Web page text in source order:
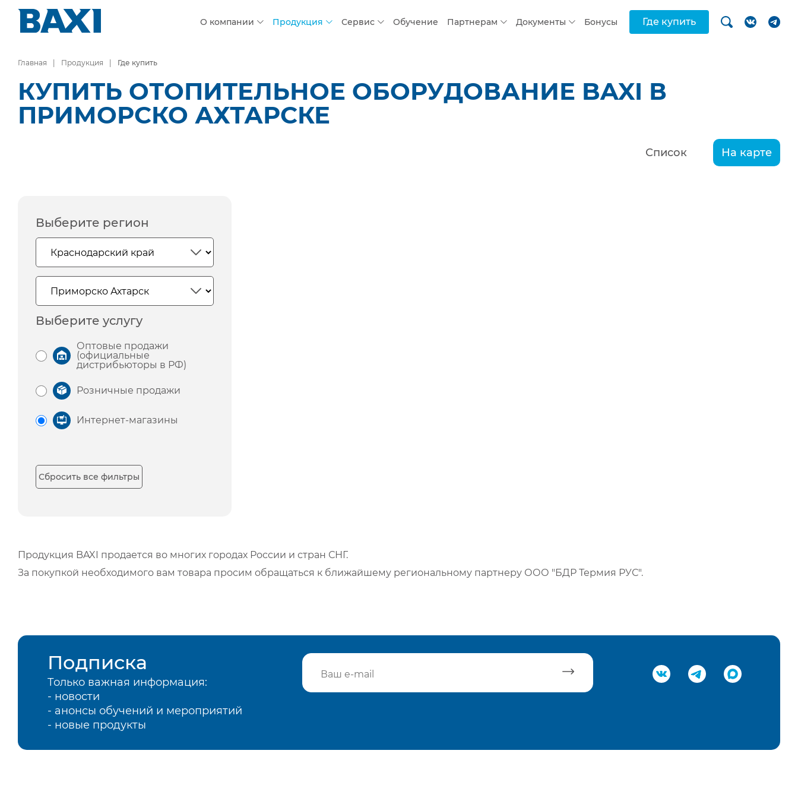
О компании Продукция Сервис Обучение Партнерам Документы Бонусы Где купить
Главная Продукция Где купить
КУПИТЬ ОТОПИТЕЛЬНОЕ ОБОРУДОВАНИЕ BAXI В
ПРИМОРСКО АХТАРСКЕ
Список На карте
Выберите регион
Выберите услугу
Оптовые продажи
(официальные
дистрибьюторы в РФ)
Розничные продажи
Интернет-магазины
Сбросить все фильтры
Продукция BAXI продается во многих городах России и стран СНГ.
За покупкой необходимого вам товара просим обращаться к ближайшему региональному партнеру ООО "БДР Термия РУС".
Подписка
Только важная информация:
- новости
- анонсы обучений и мероприятий
- новые продукты